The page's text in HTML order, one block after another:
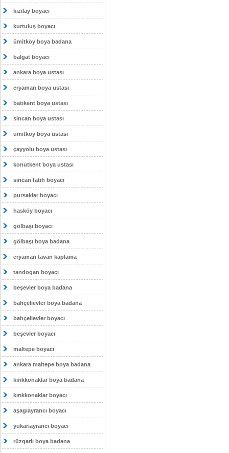
kızılay boyacı
kurtuluş boyacı
ümitköy boya badana
balgat boyacı
ankara boya ustası
eryaman boya ustası
batıkent boya ustası
sincan boya ustası
ümitköy boya ustası
çayyolu boya ustası
konutkent boya ustası
sincan fatih boyacı
pursaklar boyacı
hasköy boyacı
gölbaşı boyacı
gölbaşı boya badana
eryaman tavan kaplama
tandogan boyacı
beşevler boya badana
bahçelievler boya badana
bahçelievler boyacı
beşevler boyacı
maltepe boyacı
ankara maltepe boya badana
kırıkkonaklar boya badana
kırıkkonaklar boyacı
aşagıayrancı boyacı
yukarıayrancı boyacı
rüzgarlı boya badana